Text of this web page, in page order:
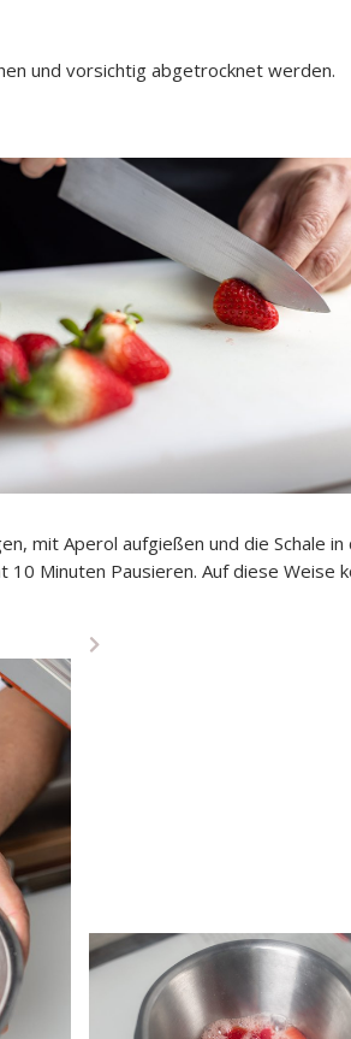
und vorsichtig abgetrocknet werden.
mit Aperol aufgießen und die Schale in
10 Minuten Pausieren. Auf diese Weise